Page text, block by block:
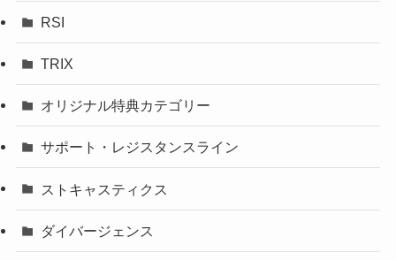
RSI
TRIX
オリジナル特典カテゴリー
サポート・レジスタンスライン
ストキャスティクス
ダイバージェンス